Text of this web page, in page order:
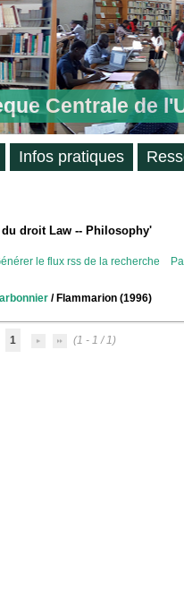
Centrale de
du droit Law -- Philosophy'
le flux rss de la recherche
/ Flammarion (1996)
1 (1 - 1 / 1)
Infos pratiques